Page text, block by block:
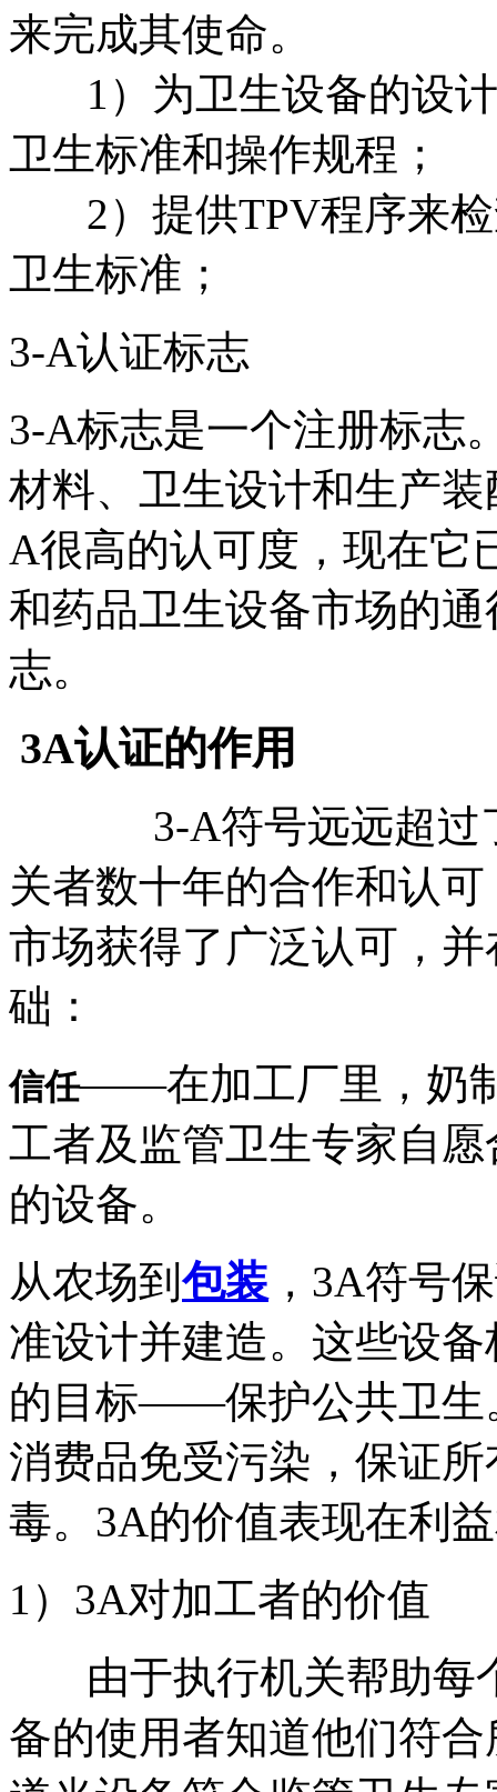
来完成其使命。
1）为卫生设备的设计
卫生标准和操作规程；
2）提供TPV程序来检
卫生标准；
3-A认证标志
3-A标志是一个注册标志
材料、卫生设计和生产
A很高的认可度，现在它
和药品卫生设备市场的
志。
3A认证的作用
3-A符号远远超过了
关者数十年的合作和认
市场获得了广泛认可，
础：
信任——在加工厂里，奶
工者及监管卫生专家自
的设备。
从农场到包装 ，3A符号
准设计并建造。这些设
的目标——保护公共卫生
消费品免受污染，保证
毒。3A的价值表现在利
1）3A对加工者的价值
由于执行机关帮助每
备的使用者知道他们符